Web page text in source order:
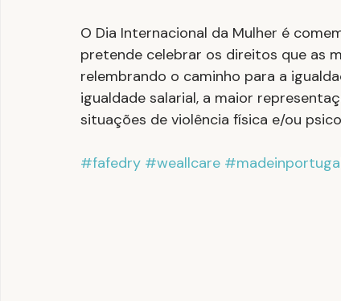
O Dia Internacional da Mulher é
pretende celebrar os direitos que as
relembrando o caminho para a
igualdade salarial, a maior
situações de violência física e/ou
#fafedry #weallcare